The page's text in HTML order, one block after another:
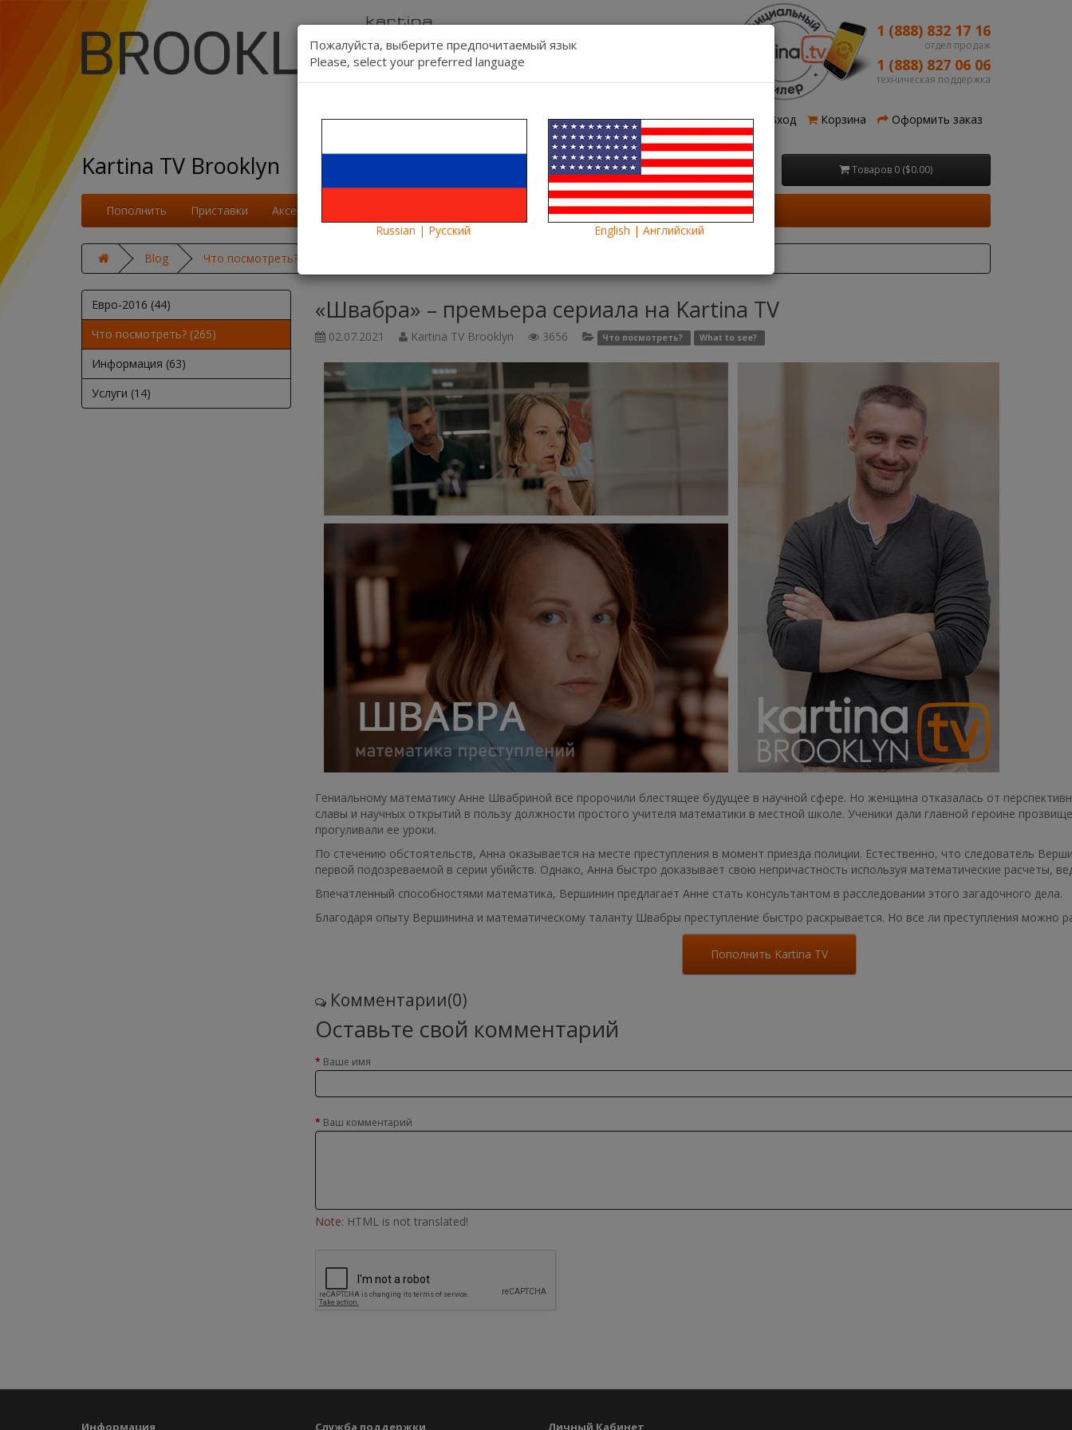
1 (888) 832 17 16
отдел продаж
1 (888) 827 06 06
техническая поддержка
Связь Регистрация Вход Корзина Оформить заказ
Kartina TV Brooklyn Язык: Товаров 0 ($0.00)
Пополнить Приставки Аксессуары
Blog Что посмотреть?
Евро-2016 (44)
Что посмотреть? (265)
Информация (63)
Услуги (14)
«Швабра» – премьера сериала на Kartina TV
02.07.2021 Kartina TV Brooklyn 3656 Что посмотреть? What to see?
Гениальному математику Анне Швабриной все пророчили блестящее будущее в научной сфере. Но женщина отказалась от
славы и научных открытий в пользу должности простого учителя математики в местной школе. Ученики дали главной героине
прогуливали ее уроки.
По стечению обстоятельств, Анна оказывается на месте преступления в момент приезда полиции. Естественно, что следователь
первой подозреваемой в серии убийств. Однако, Анна быстро доказывает свою непричастность используя математические расчеты,
Впечатленный способностями математика, Вершинин предлагает Анне стать консультантом в расследовании этого загадочного дела.
Благодаря опыту Вершинина и математическому таланту Швабры преступление быстро раскрывается. Но все ли преступления можно
Пополнить Kartina TV
Комментарии(0)
Оставьте свой комментарий
Ваше имя
Ваш комментарий
Note: HTML is not translated!
Информация Служба поддержки Личный Кабинет
Пожалуйста, выберите предпочитаемый язык
Please, select your preferred language
Russian | Русский English | Английский